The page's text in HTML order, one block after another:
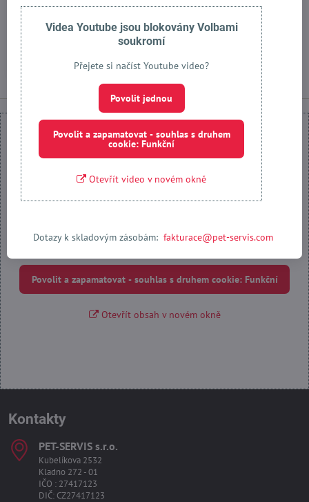
od 1617 Kč od 1958 Kč
Externí obsah je blokován Volbami soukromí
Povolit jednou
Povolit a zapamatovat - souhlas s druhem cookie: Funkční
Otevřít obsah v novém okně
Kontakty
PET-SERVIS s​.r​.o​.
Kubelíkova 2532
Kladno 272 - 01
IČO : 27417123
DIČ: CZ27417123
Videa Youtube jsou blokovány Volbami
soukromí
Přejete si načíst Youtube video?
Povolit jednou
Povolit a zapamatovat - souhlas s druhem
cookie: Funkční
Otevřít video v novém okně
Dotazy k skladovým zásobám:fakturace@pet-servis.com